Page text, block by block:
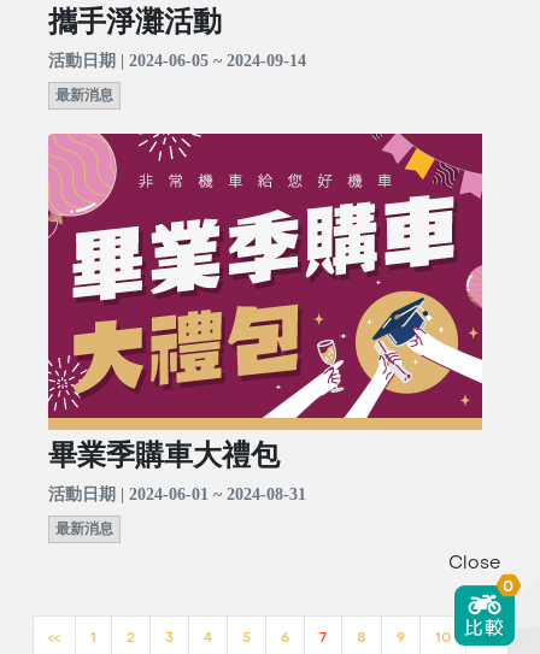
攜手淨灘活動
活動日期 | 2024-06-05 ~ 2024-09-14
最新消息
畢業季購車大禮包
活動日期 | 2024-06-01 ~ 2024-08-31
最新消息
<< 1 2 3 4 5 6 7 8 9 10 >>
Close
0